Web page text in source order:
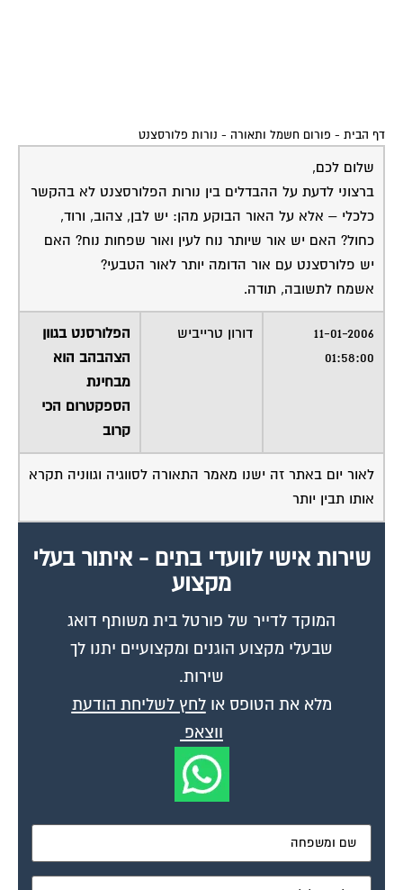
שלום לכם,
ברצוני לדעת על ההבדלים בין נורות הפלורסצנט לא בהקשר
כלכלי – אלא על האור הבוקע מהן: יש לבן, צהוב, ורוד,
כחול? האם יש אור שיותר נוח לעין ואור שפחות נוח? האם
יש פלורסצנט עם אור הדומה יותר לאור הטבעי?
אשמח לתשובה, תודה.
11-01-2006
01:58:00
דורון טרייביש
הפלורסנט בגוון
הצהבהב הוא
מבחינת
הספקטרום הכי
קרוב
לאור יום באתר זה ישנו מאמר התאורה לסווגיה וגווניה תקרא
אותו תבין יותר
מקצוע
המוקד לדייר של פורטל בית משותף דואג
שבעלי מקצוע הוגנים ומקצועיים יתנו לך
שירות.
מלא את הטופס אולחץ לשליחת הודעת
ווצאפ